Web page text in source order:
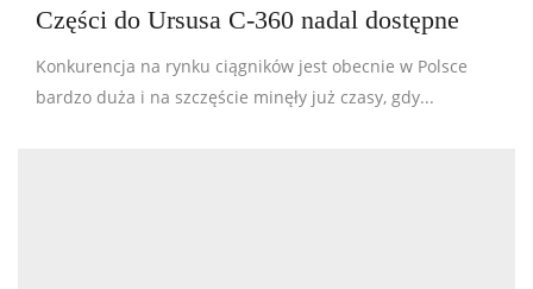
Części do Ursusa C-360 nadal dostępne
Konkurencja na rynku ciągników jest obecnie w Polsce
bardzo duża i na szczęście minęły już czasy, gdy...